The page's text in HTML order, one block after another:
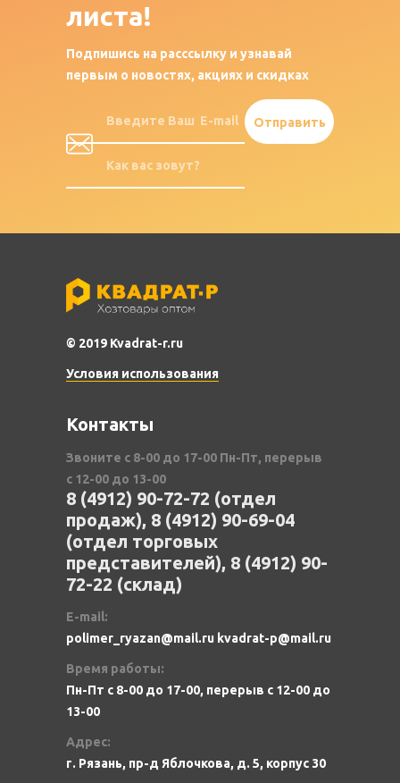
листа!
Подпишись на расссылку и узнавай
первым о новостях, акциях и скидках
© 2019 Kvadrat-r.ru
Условия использования
Контакты
Звоните с 8-00 до 17-00 Пн-Пт, перерыв
с 12-00 до 13-00
8 (4912) 90-72-72 (отдел
продаж), 8 (4912) 90-69-04
(отдел торговых
представителей), 8 (4912) 90-
72-22 (склад)
E-mail:
polimer_ryazan@mail.ru kvadrat-p@mail.ru
Время работы:
Пн-Пт с 8-00 до 17-00, перерыв с 12-00 до
13-00
Адрес:
г. Рязань, пр-д Яблочкова, д. 5, корпус 30